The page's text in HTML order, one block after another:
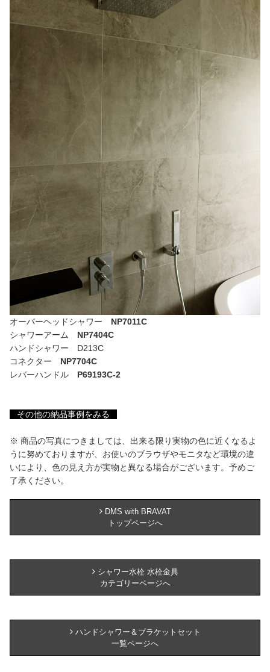
オーバーヘッドシャワー NP7011C
シャワーアーム NP7404C
ハンドシャワー D213C
コネクター NP7704C
レバーハンドル P69193C-2
その他の納品事例をみる
※ 商品の写真につきましては、出来る限り実物の色に近くなるよ
うに努めておりますが、お使いのブラウザやモニタなど環境の違
いにより、色の見え方が実物と異なる場合がございます。予めご
了承ください。
DMS with BRAVAT
トップページへ
シャワー水栓 水栓金具
カテゴリーページへ
ハンドシャワー＆ブラケットセット
一覧ページへ